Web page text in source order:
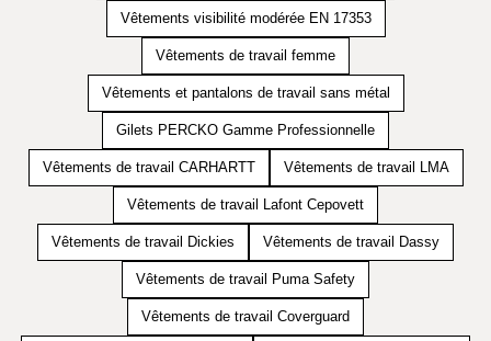
Vêtements visibilité modérée EN 17353
Vêtements de travail femme
Vêtements et pantalons de travail sans métal
Gilets PERCKO Gamme Professionnelle
Vêtements de travail CARHARTT Vêtements de travail LMA
Vêtements de travail Lafont Cepovett
Vêtements de travail Dickies Vêtements de travail Dassy
Vêtements de travail Puma Safety
Vêtements de travail Coverguard